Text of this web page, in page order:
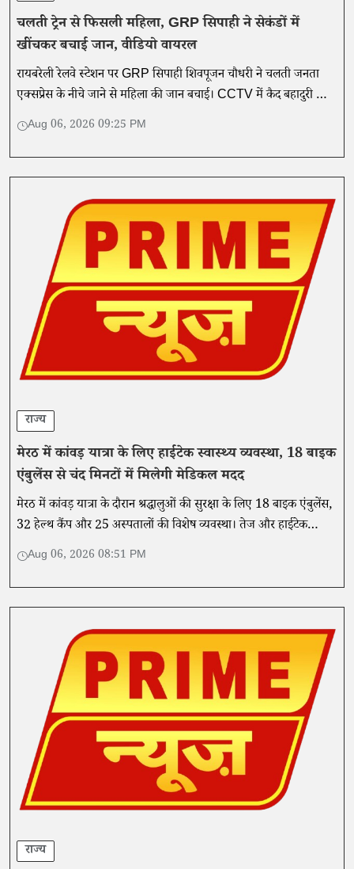
चलती ट्रेन से फिसली महिला, GRP सिपाही ने सेकंडों में
खींचकर बचाई जान, वीडियो वायरल
रायबरेली रेलवे स्टेशन पर GRP सिपाही शिवपूजन चौधरी ने चलती जनता
एक्सप्रेस के नीचे जाने से महिला की जान बचाई। CCTV में कैद बहादुरी का
वीडियो सोशल मीडिया पर वायरल।
Aug 06, 2026 09:25 PM
राज्य
मेरठ में कांवड़ यात्रा के लिए हाईटेक स्वास्थ्य व्यवस्था, 18 बाइक
एंबुलेंस से चंद मिनटों में मिलेगी मेडिकल मदद
मेरठ में कांवड़ यात्रा के दौरान श्रद्धालुओं की सुरक्षा के लिए 18 बाइक एंबुलेंस,
32 हेल्थ कैंप और 25 अस्पतालों की विशेष व्यवस्था। तेज और हाईटेक
मेडिकल सुविधा से मिलेगी तुरंत मदद।
Aug 06, 2026 08:51 PM
राज्य